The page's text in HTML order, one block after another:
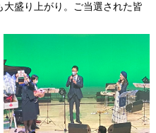
盛り上がり。ご当選された皆